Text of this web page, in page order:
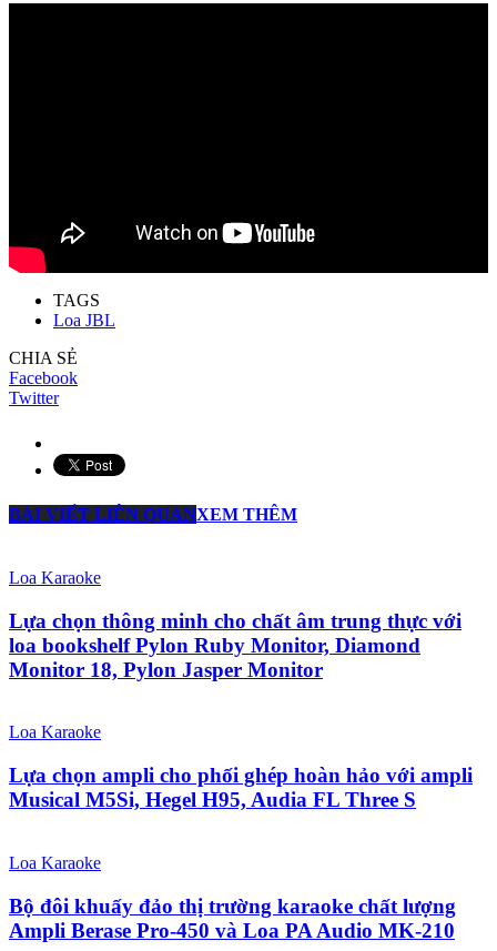
TAGS
Loa JBL
CHIA SẺ
Facebook
Twitter
BÀI VIẾT LIÊN QUANXEM THÊM
Loa Karaoke
Lựa chọn thông minh cho chất âm trung thực với
loa bookshelf Pylon Ruby Monitor, Diamond
Monitor 18, Pylon Jasper Monitor
Loa Karaoke
Lựa chọn ampli cho phối ghép hoàn hảo với ampli
Musical M5Si, Hegel H95, Audia FL Three S
Loa Karaoke
Bộ đôi khuấy đảo thị trường karaoke chất lượng
Ampli Berase Pro-450 và Loa PA Audio MK-210